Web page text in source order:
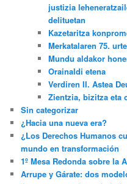
justizia
delituetan
Kazetaritza
Merkatalaren 75.
Mundu aldakor
Orainaldi etena
Verdiren II. Astea
Zientzia, bizitza eta
Sin categorizar
¿Hacia una nueva era?
¿Los Derechos Humanos
mundo en transformación
1º Mesa Redonda sobre la
Arrupe y Gárate: dos